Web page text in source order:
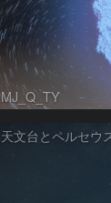
MJ_Q_TY
天文台とペルセウ